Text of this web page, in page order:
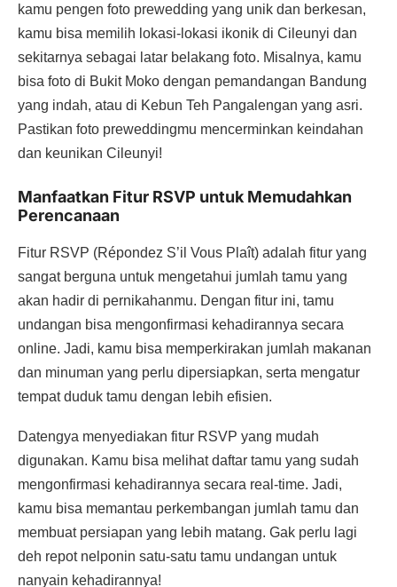
kamu pengen foto prewedding yang unik dan berkesan,
kamu bisa memilih lokasi-lokasi ikonik di Cileunyi dan
sekitarnya sebagai latar belakang foto. Misalnya, kamu
bisa foto di Bukit Moko dengan pemandangan Bandung
yang indah, atau di Kebun Teh Pangalengan yang asri.
Pastikan foto preweddingmu mencerminkan keindahan
dan keunikan Cileunyi!
Manfaatkan Fitur RSVP untuk Memudahkan
Perencanaan
Fitur RSVP (Répondez S’il Vous Plaît) adalah fitur yang
sangat berguna untuk mengetahui jumlah tamu yang
akan hadir di pernikahanmu. Dengan fitur ini, tamu
undangan bisa mengonfirmasi kehadirannya secara
online. Jadi, kamu bisa memperkirakan jumlah makanan
dan minuman yang perlu dipersiapkan, serta mengatur
tempat duduk tamu dengan lebih efisien.
Datengya menyediakan fitur RSVP yang mudah
digunakan. Kamu bisa melihat daftar tamu yang sudah
mengonfirmasi kehadirannya secara real-time. Jadi,
kamu bisa memantau perkembangan jumlah tamu dan
membuat persiapan yang lebih matang. Gak perlu lagi
deh repot nelponin satu-satu tamu undangan untuk
nanyain kehadirannya!